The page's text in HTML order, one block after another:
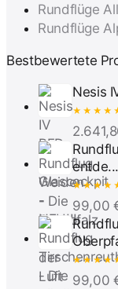
Rundflüge
Rundflüge
Bestbewertete
Nesis
entde...
99,00
99,00